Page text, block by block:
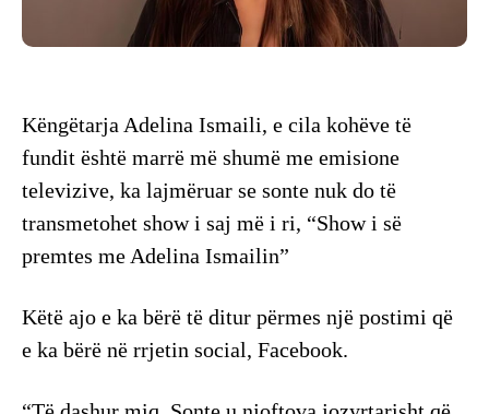
Këngëtarja Adelina Ismaili, e cila kohëve të
fundit është marrë më shumë me emisione
televizive, ka lajmëruar se sonte nuk do të
transmetohet show i saj më i ri, “Show i së
premtes me Adelina Ismailin”
Këtë ajo e ka bërë të ditur përmes një postimi që
e ka bërë në rrjetin social, Facebook.